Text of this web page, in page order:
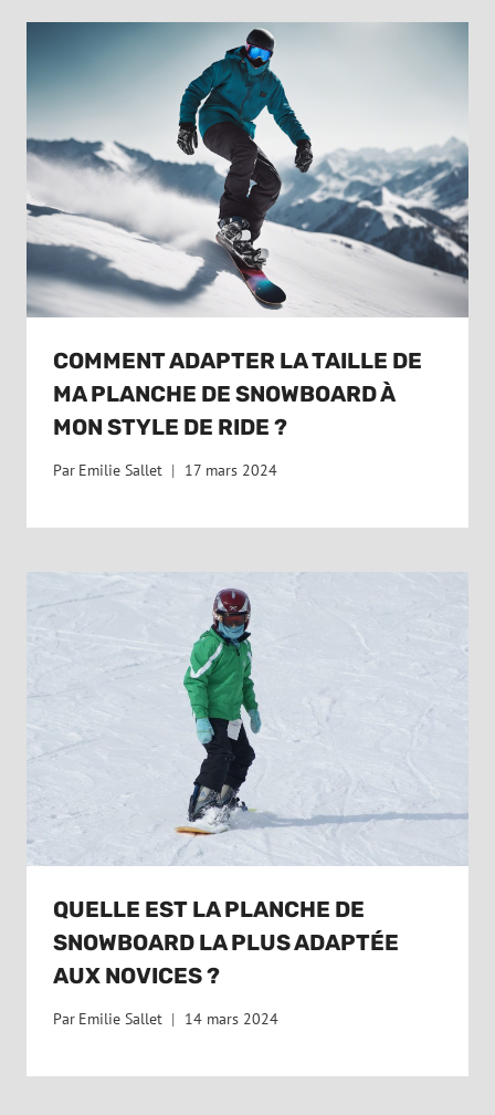
COMMENT ADAPTER LA TAILLE DE
MA PLANCHE DE SNOWBOARD À
MON STYLE DE RIDE ?
Par Emilie Sallet 17 mars 2024
QUELLE EST LA PLANCHE DE
SNOWBOARD LA PLUS ADAPTÉE
AUX NOVICES ?
Par Emilie Sallet 14 mars 2024